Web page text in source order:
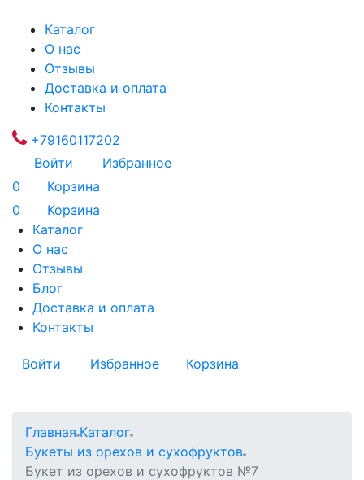
Каталог
О нас
Отзывы
Доставка и оплата
Контакты
+79160117202
Войти
Избранное
0
Корзина
0
Корзина
Каталог
О нас
Отзывы
Блог
Доставка и оплата
Контакты
Войти Избранное Корзина
Главная Каталог
Букеты из орехов и сухофруктов
Букет из орехов и сухофруктов №7